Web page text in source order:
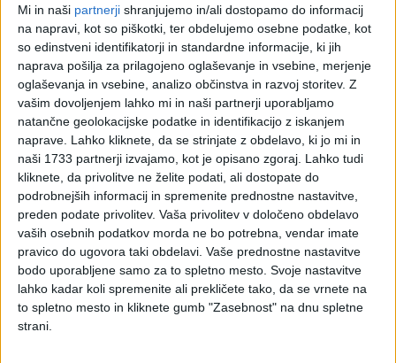
Mi in naši partnerji shranjujemo in/ali dostopamo do informacij
na napravi, kot so piškotki, ter obdelujemo osebne podatke, kot
so edinstveni identifikatorji in standardne informacije, ki jih
naprava pošilja za prilagojeno oglaševanje in vsebine, merjenje
oglaševanja in vsebine, analizo občinstva in razvoj storitev. Z
vašim dovoljenjem lahko mi in naši partnerji uporabljamo
natančne geolokacijske podatke in identifikacijo z iskanjem
naprave. Lahko kliknete, da se strinjate z obdelavo, ki jo mi in
naši 1733 partnerji izvajamo, kot je opisano zgoraj. Lahko tudi
kliknete, da privolitve ne želite podati, ali dostopate do
podrobnejših informacij in spremenite prednostne nastavitve,
preden podate privolitev. Vaša privolitev v določeno obdelavo
vaših osebnih podatkov morda ne bo potrebna, vendar imate
pravico do ugovora taki obdelavi. Vaše prednostne nastavitve
bodo uporabljene samo za to spletno mesto. Svoje nastavitve
lahko kadar koli spremenite ali prekličete tako, da se vrnete na
to spletno mesto in kliknete gumb "Zasebnost" na dnu spletne
strani.
PRVA STRANDDV - DAVEK NA DODANO VREDNOST
Vpisano: 13. september 2019 ob 14:16
DDV pri zaporednih
dobavah po 1. 1. 2020
Novosti pri zaporednih dobavah.
Tudi v primeru zaporednih dobav, nov 20.a člen ZDDV-1, gre
za poenotenje pravil obdavčevanja prometa blaga med
državami članicami v primeru, ko je isto blago predmet več
zaporednih dobav, ampak je le enkrat prepeljano iz ene
države članice v drugo državo članico. V skladu s sodno